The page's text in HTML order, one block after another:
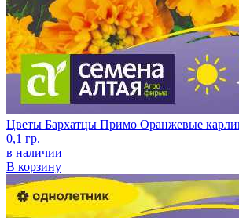
Цветы Бархатцы Примо Оранжевые
0,1 гр.
в наличии
В корзину